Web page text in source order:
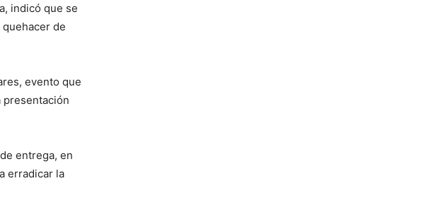
indicó que se
de
evento que
presentación
entrega, en
erradicar la